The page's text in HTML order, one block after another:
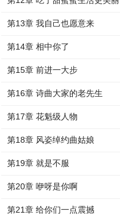
第13章 我自己也愿意来
第14章 相中你了
第15章 前进一大步
第16章 诗曲大家的老先生
第17章 花魁级人物
第18章 风姿绰约曲姑娘
第19章 就是不服
第20章 咿呀是你啊
第21章 给你们一点震撼